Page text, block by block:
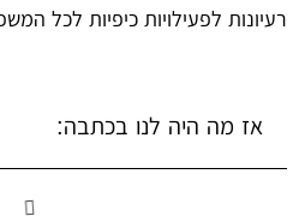
רעיונות לפעילויות כיפיות לכל
אז מה היה לנו בכתבה: